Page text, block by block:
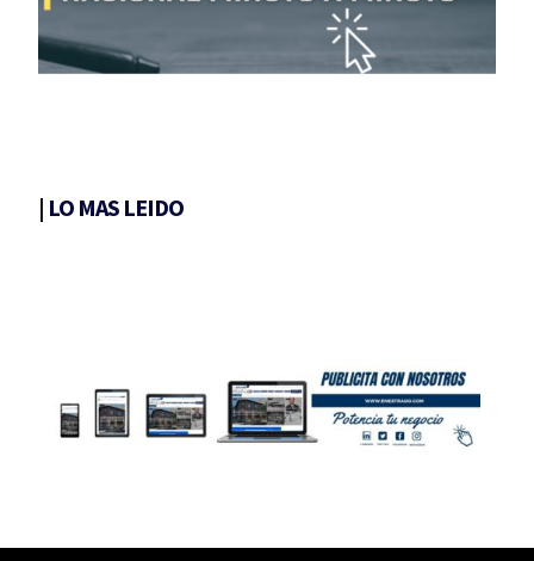
| LO MAS LEIDO